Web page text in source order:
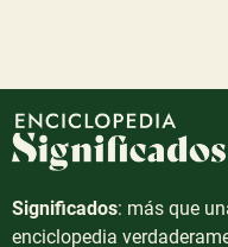
Significados: más que
enciclopedia